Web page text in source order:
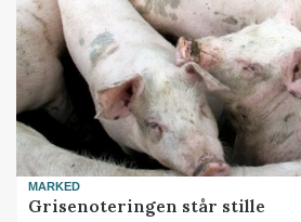
MARKED
Grisenoteringen står stille